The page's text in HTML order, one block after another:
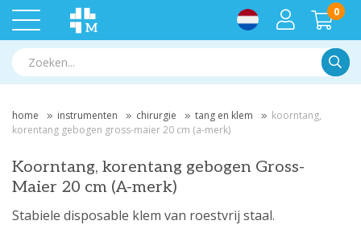
0
home instrumenten chirurgie tang en klem
koorntang,
korentang gebogen gross-maier 20 cm (a-merk)
Koorntang, korentang gebogen Gross-
Maier 20 cm (A-merk)
Stabiele disposable klem van roestvrij staal.